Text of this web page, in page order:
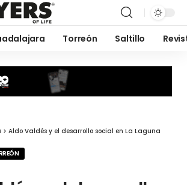
Torreón Saltillo
> Aldo Valdés y el desarrollo social en La Laguna